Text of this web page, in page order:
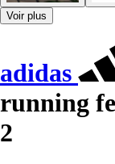
Voir plus
adidas
running
2